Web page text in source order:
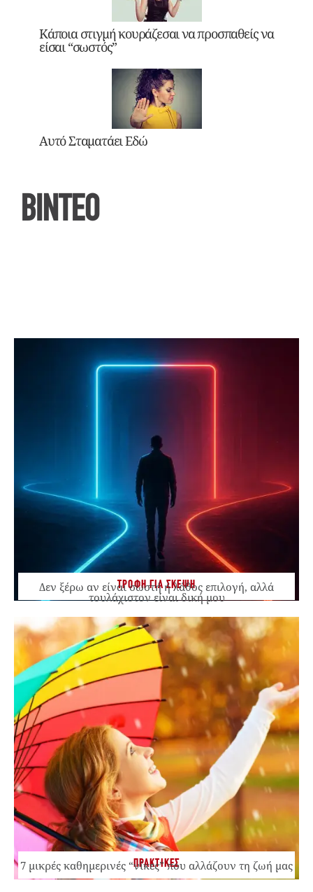
Κάποια στιγμή κουράζεσαι να προσπαθείς να
είσαι “σωστός”
Αυτό Σταματάει Εδώ
ΒΙΝΤΕΟ
ΤΡΟΦΗ ΓΙΑ ΣΚΕΨΗ
Δεν ξέρω αν είναι σωστή ή λάθος επιλογή, αλλά
τουλάχιστον είναι δική μου
ΠΡΑΚΤΙΚΕΣ
7 μικρές καθημερινές “νίκες” που αλλάζουν τη ζωή μας